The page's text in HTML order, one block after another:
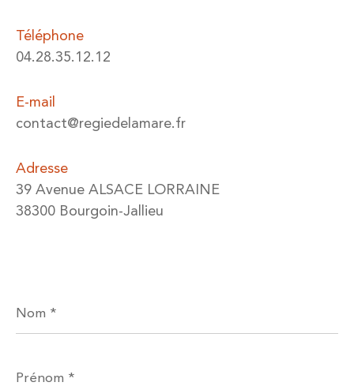
Téléphone
04.28.35.12.12
E-mail
contact@regiedelamare.fr
Adresse
39 Avenue ALSACE LORRAINE
38300 Bourgoin-Jallieu
*
*